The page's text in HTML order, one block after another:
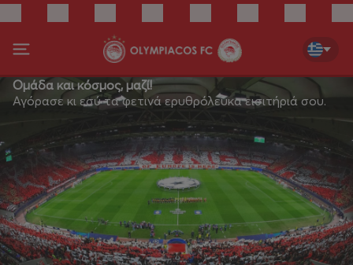
Ομάδα και κόσμος, μαζί!
Αγόρασε κι εσύ τα φετινά ερυθρόλευκα εισιτήριά σου.